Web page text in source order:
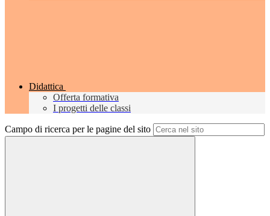
Didattica
Offerta formativa
I progetti delle classi
Campo di ricerca per le pagine del sito